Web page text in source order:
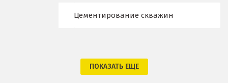
Цементирование скважин
ПОКАЗАТЬ ЕЩЕ